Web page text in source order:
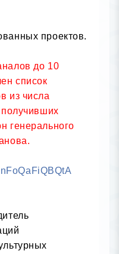
проектов.
до 10
список
из числа
получивших
генерального